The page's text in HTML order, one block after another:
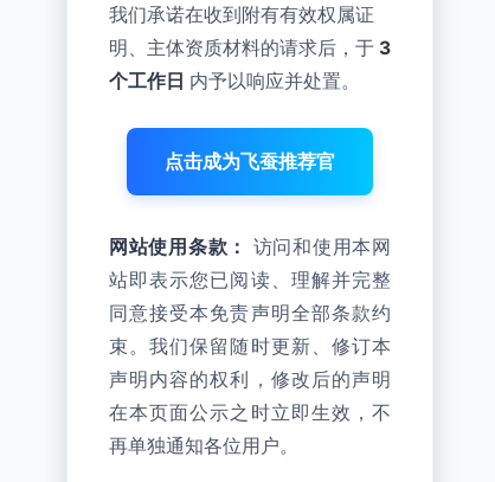
我们承诺在收到附有有效权属证
明、主体资质材料的请求后，于 3
个工作日 内予以响应并处置。
点击成为飞蚕推荐官
网站使用条款：
访问和使用本网
站即表示您已阅读、理解并完整
同意接受本免责声明全部条款约
束。我们保留随时更新、修订本
声明内容的权利，修改后的声明
在本页面公示之时立即生效，不
再单独通知各位用户。